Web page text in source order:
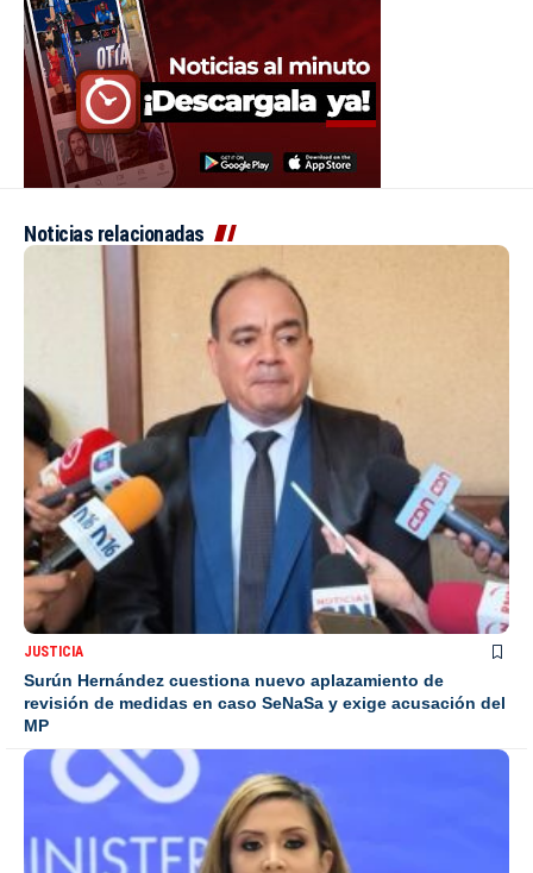
Noticias relacionadas
JUSTICIA
Surún Hernández cuestiona nuevo aplazamiento de
revisión de medidas en caso SeNaSa y exige acusación del
MP